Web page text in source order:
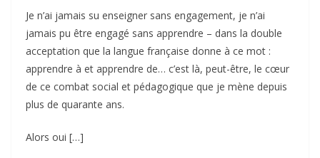
Je n’ai jamais su enseigner sans engagement, je n’ai
jamais pu être engagé sans apprendre – dans la double
acceptation que la langue française donne à ce mot :
apprendre à et apprendre de… c’est là, peut-être, le cœur
de ce combat social et pédagogique que je mène depuis
plus de quarante ans.
Alors oui […]